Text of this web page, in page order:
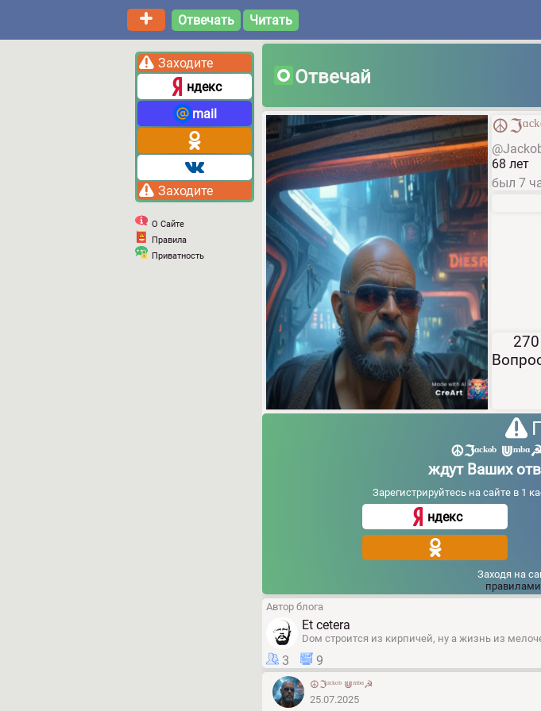
Отвечать Читать
Заходите
ндекс
mail
Заходите
О Сайте
Правила
Приватность
Отвечай
68 лет
был 7
270
☮ℑᵅᶜᵏᵒᵇ
ждут Ваших
Зарегистрируйтесь на сайте в 1
ндекс
Заходя на
правилами
Автор блога
Et cetera
Dом строится из кирпичей, ну а жизнь из
3 9
☮ℑᵅᶜᵏᵒᵇ ⋓ᵐᵇᵅ☭
25.07.2025